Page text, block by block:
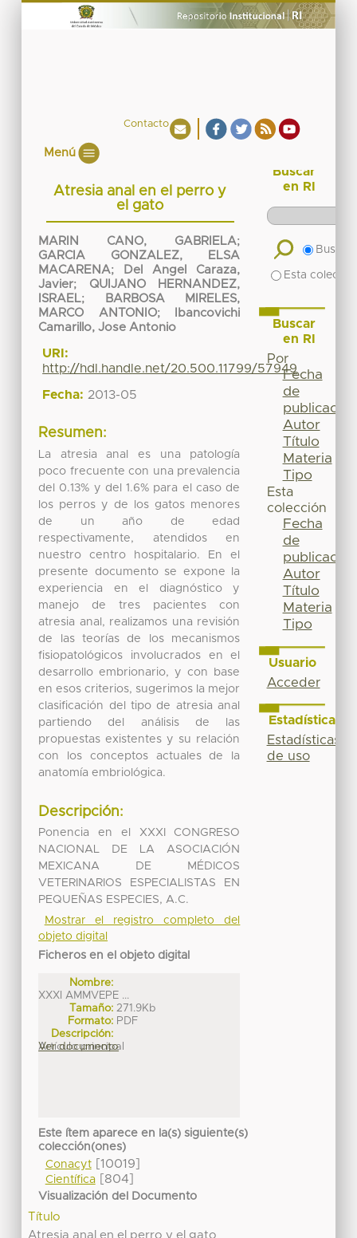
Contacto
Menú
Atresia anal en el perro y
el gato
MARIN CANO, GABRIELA;
GARCIA GONZALEZ, ELSA
MACARENA;
Del Angel Caraza,
Javier; QUIJANO HERNANDEZ,
ISRAEL;
BARBOSA MIRELES,
MARCO ANTONIO;
Ibancovichi
Camarillo, Jose Antonio
URI:
http://hdl.handle.net/20.500.11799/57949
Fecha: 2013-05
Resumen:
La atresia anal es una patología
poco frecuente con una prevalencia
del 0.13% y del 1.6% para el caso de
los perros y de los gatos menores
de un año de edad
respectivamente, atendidos en
nuestro centro hospitalario. En el
presente documento se expone la
experiencia en el diagnóstico y
manejo de tres pacientes con
atresia anal, realizamos una revisión
de las teorías de los mecanismos
fisiopatológicos involucrados en el
desarrollo embrionario, y con base
en esos criterios, sugerimos la mejor
clasificación del tipo de atresia anal
partiendo del análisis de las
propuestas existentes y su relación
con los conceptos actuales de la
anatomía embriológica.
Descripción:
Ponencia en el XXXI CONGRESO
NACIONAL DE LA ASOCIACIÓN
MEXICANA DE MÉDICOS
VETERINARIOS ESPECIALISTAS EN
PEQUEÑAS ESPECIES, A.C.
Mostrar el registro completo del
objeto digital
Ficheros en el objeto digital
Nombre:
XXXI AMMVEPE ...
Tamaño: 271.9Kb
Formato: PDF
Descripción:
Artículo principal
Ver documento
Este ítem aparece en la(s) siguiente(s)
colección(ones)
Conacyt[10019]
Científica[804]
Visualización del Documento
Título
Atresia anal en el perro y el gato
Buscar
en RI
Buscar
Esta
Buscar
en RI
Por
Fecha
de
publicación
Autor
Título
Materia
Tipo
Esta
colección
Fecha
de
publicación
Autor
Título
Materia
Tipo
Usuario
Acceder
Estadísticas
Estadísticas
de uso